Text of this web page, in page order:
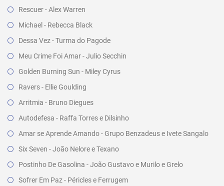
Rescuer - Alex Warren
Michael - Rebecca Black
Dessa Vez - Turma do Pagode
Meu Crime Foi Amar - Julio Secchin
Golden Burning Sun - Miley Cyrus
Ravers - Ellie Goulding
Arritmia - Bruno Diegues
Autodefesa - Raffa Torres e Dilsinho
Amar se Aprende Amando - Grupo Benzadeus e Ivete Sangalo
Six Seven - João Nelore e Texano
Postinho De Gasolina - João Gustavo e Murilo e Grelo
Sofrer Em Paz - Péricles e Ferrugem